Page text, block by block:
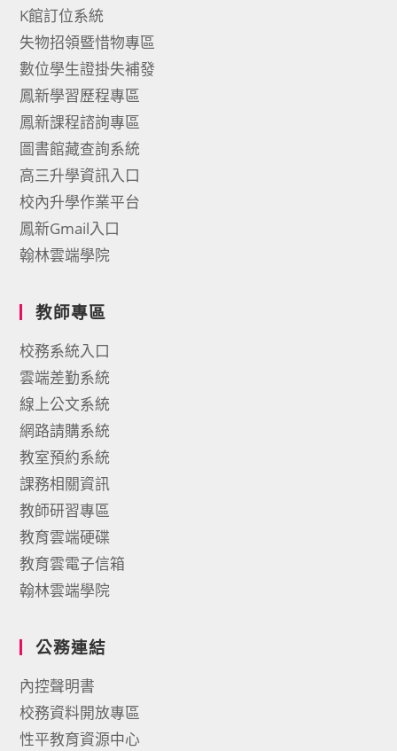
K館訂位系統
失物招領暨惜物專區
數位學生證掛失補發
鳳新學習歷程專區
鳳新課程諮詢專區
圖書館藏查詢系統
高三升學資訊入口
校內升學作業平台
鳳新Gmail入口
翰林雲端學院
教師專區
校務系統入口
雲端差勤系統
線上公文系統
網路請購系統
教室預約系統
課務相關資訊
教師研習專區
教育雲端硬碟
教育雲電子信箱
翰林雲端學院
公務連結
內控聲明書
校務資料開放專區
性平教育資源中心